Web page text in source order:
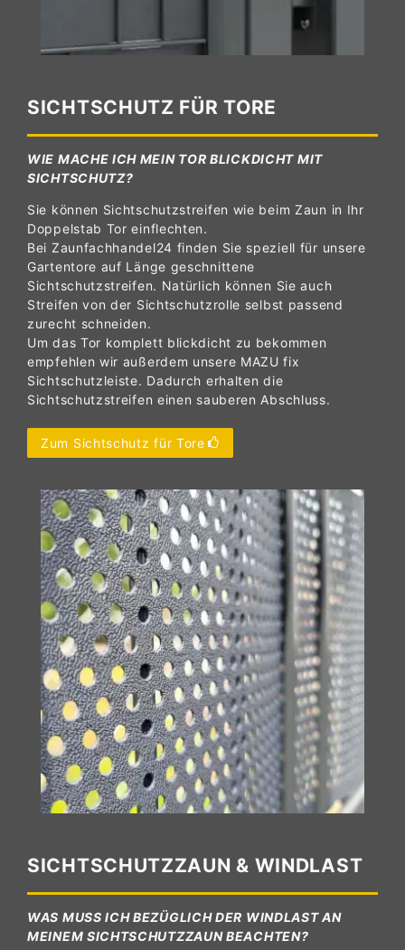
SICHTSCHUTZ FÜR TORE
WIE MACHE ICH MEIN TOR BLICKDICHT MIT
SICHTSCHUTZ?
Sie können Sichtschutzstreifen wie beim Zaun in Ihr
Doppelstab Tor einflechten.
Bei Zaunfachhandel24 finden Sie speziell für unsere
Gartentore auf Länge geschnittene
Sichtschutzstreifen. Natürlich können Sie auch
Streifen von der Sichtschutzrolle selbst passend
zurecht schneiden.
Um das Tor komplett blickdicht zu bekommen
empfehlen wir außerdem unsere MAZU fix
Sichtschutzleiste. Dadurch erhalten die
Sichtschutzstreifen einen sauberen Abschluss.
Zum Sichtschutz für Tore
SICHTSCHUTZZAUN & WINDLAST
WAS MUSS ICH BEZÜGLICH DER WINDLAST AN
MEINEM SICHTSCHUTZZAUN BEACHTEN?